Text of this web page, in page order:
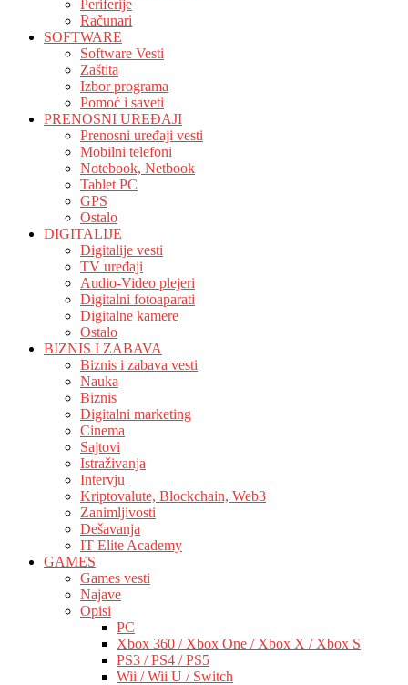
Periferije
Računari
SOFTWARE
Software Vesti
Zaštita
Izbor programa
Pomoć i saveti
PRENOSNI UREĐAJI
Prenosni uređaji vesti
Mobilni telefoni
Notebook, Netbook
Tablet PC
GPS
Ostalo
DIGITALIJE
Digitalije vesti
TV uređaji
Audio-Video plejeri
Digitalni fotoaparati
Digitalne kamere
Ostalo
BIZNIS I ZABAVA
Biznis i zabava vesti
Nauka
Biznis
Digitalni marketing
Cinema
Sajtovi
Istraživanja
Intervju
Kriptovalute, Blockchain, Web3
Zanimljivosti
Dešavanja
IT Elite Academy
GAMES
Games vesti
Najave
Opisi
PC
Xbox 360 / Xbox One / Xbox X / Xbox S
PS3 / PS4 / PS5
Wii / Wii U / Switch